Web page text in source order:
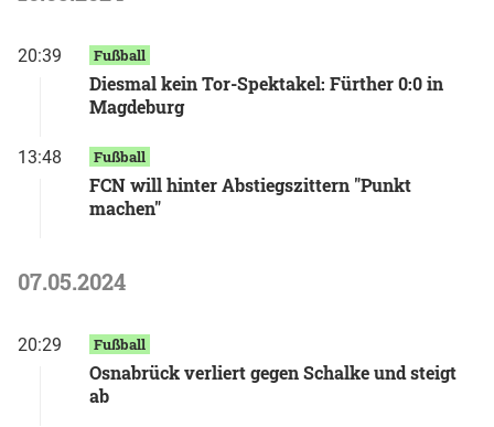
20:39 Fußball
Diesmal kein Tor-Spektakel: Fürther 0:0 in
Magdeburg
13:48 Fußball
FCN will hinter Abstiegszittern "Punkt
machen"
07.05.2024
20:29 Fußball
Osnabrück verliert gegen Schalke und steigt
ab